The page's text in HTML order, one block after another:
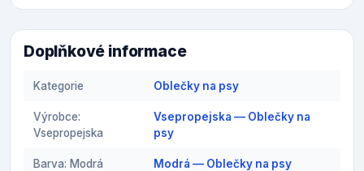
Doplňkové informace
Kategorie Oblečky na psy
Výrobce:
Vsepropejska
Vsepropejska — Oblečky na
psy
Barva: Modrá Modrá — Oblečky na psy